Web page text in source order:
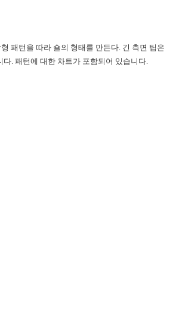
패턴을 따라 숄의 형태를 만든다. 긴 측면 팁은
. 패턴에 대한 차트가 포함되어 있습니다.